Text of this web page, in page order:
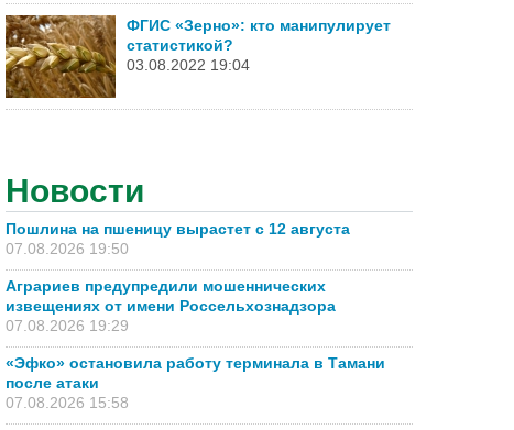
ФГИС «Зерно»: кто манипулирует
статистикой?
03.08.2022 19:04
Новости
Пошлина на пшеницу вырастет с 12 августа
07.08.2026 19:50
Аграриев предупредили мошеннических
извещениях от имени Россельхознадзора
07.08.2026 19:29
«Эфко» остановила работу терминала в Тамани
после атаки
07.08.2026 15:58